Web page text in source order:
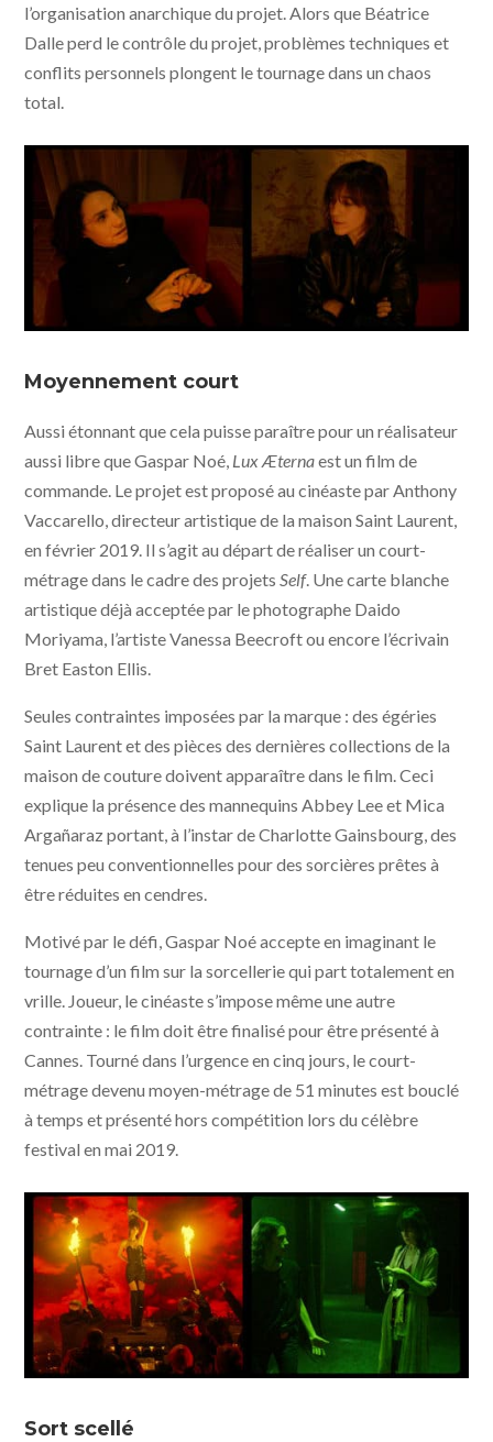
l’organisation anarchique du projet. Alors que Béatrice
Dalle perd le contrôle du projet, problèmes techniques et
conflits personnels plongent le tournage dans un chaos
total.
zone
Moyennement court
Aussi étonnant que cela puisse paraître pour un réalisateur
aussi libre que Gaspar Noé, Lux Æternaest un film de
commande. Le projet est proposé au cinéaste par Anthony
Vaccarello, directeur artistique de la maison Saint Laurent,
en février 2019. Il s’agit au départ de réaliser un court-
métrage dans le cadre des projetsSelf. Une carte blanche
artistique déjà acceptée par le photographe Daido
Moriyama, l’artiste Vanessa Beecroft ou encore l’écrivain
Bret Easton Ellis.
Seules contraintes imposées par la marque : des égéries
Saint Laurent et des pièces des dernières collections de la
maison de couture doivent apparaître dans le film. Ceci
explique la présence des mannequins Abbey Lee et Mica
Argañaraz portant, à l’instar de Charlotte Gainsbourg, des
tenues peu conventionnelles pour des sorcières prêtes à
être réduites en cendres.
Motivé par le défi, Gaspar Noé accepte en imaginant le
tournage d’un film sur la sorcellerie qui part totalement en
vrille. Joueur, le cinéaste s’impose même une autre
contrainte : le film doit être finalisé pour être présenté à
Cannes. Tourné dans l’urgence en cinq jours, le court-
métrage devenu moyen-métrage de 51 minutes est bouclé
à temps et présenté hors compétition lors du célèbre
festival en mai 2019.
zone
Sort scellé